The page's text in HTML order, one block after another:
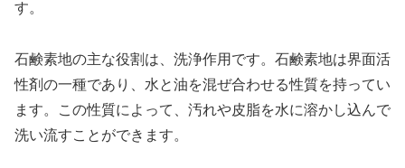
す。
石鹸素地の主な役割は、洗浄作用です。石鹸素地は界面活
性剤の一種であり、水と油を混ぜ合わせる性質を持ってい
ます。この性質によって、汚れや皮脂を水に溶かし込んで
洗い流すことができます。